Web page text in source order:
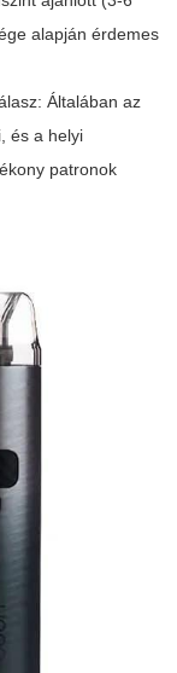
alapján érdemes
Általában az
és a helyi
patronok